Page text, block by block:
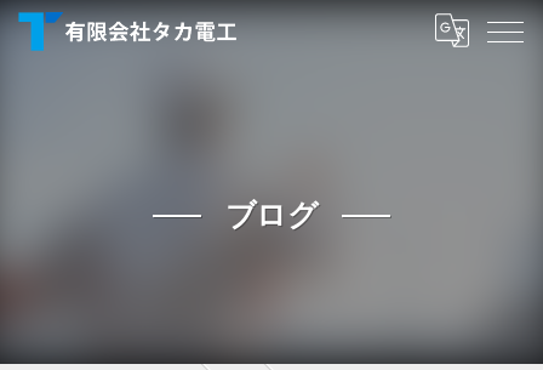
ブログ